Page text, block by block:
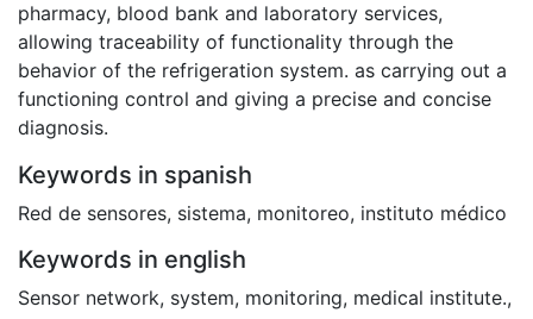
pharmacy, blood bank and laboratory services,
allowing traceability of functionality through the
behavior of the refrigeration system. as carrying out a
functioning control and giving a precise and concise
diagnosis.
Keywords in spanish
Red de sensores, sistema, monitoreo, instituto médico
Keywords in english
Sensor network, system, monitoring, medical institute.,